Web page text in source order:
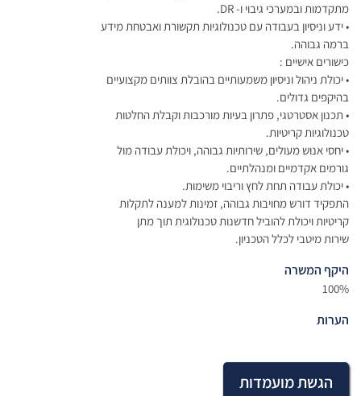
מתקדמות ובמערכי גיבוי ו- DR.
• ידע וניסיון בעבודה עם טכנולוגיות תקשורת ואבטחת מידע
ברמה גבוהה.
כישורים אישיים :
• יכולת ניהול וניסיון משמעותיים בהובלת צוותים מקצועיים
בהיקפים גדולים.
• תכנון אסטרטגי, פתרון בעיות מורכבות וקבלת החלטות
טכנולוגיות קריטיות.
• יחסי אנוש מעולים, שירותיות גבוהה, ויכולת עבודה מול
גורמים אקדמיים ומנהלתיים.
• יכולת עבודה תחת לחץ וריבוי משימות.
התפקיד דורש מחויבות גבוהה, זמינות למענה לתקלות
קריטיות ויכולת להוביל חדשנות טכנולוגית תוך מתן
שירות מיטבי לכלל הטכניון.
היקף המשרה
100%
הערות
הגשת מועמדות